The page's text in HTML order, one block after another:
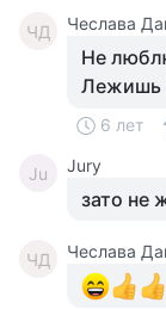
ЧД Чеслава
Не
Лежишь
6 лет
Ju Jury
зато не
ЧД
Чеслава